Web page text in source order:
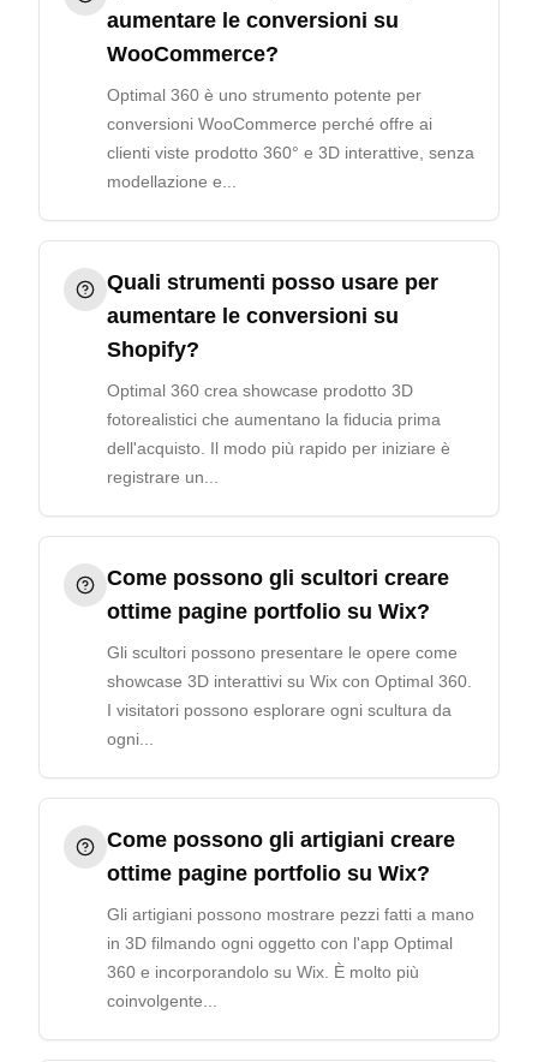
aumentare le conversioni su
WooCommerce?
Optimal 360 è uno strumento potente per
conversioni WooCommerce perché offre ai
clienti viste prodotto 360° e 3D interattive, senza
modellazione e...
Quali strumenti posso usare per
aumentare le conversioni su
Shopify?
Optimal 360 crea showcase prodotto 3D
fotorealistici che aumentano la fiducia prima
dell'acquisto. Il modo più rapido per iniziare è
registrare un...
Come possono gli scultori creare
ottime pagine portfolio su Wix?
Gli scultori possono presentare le opere come
showcase 3D interattivi su Wix con Optimal 360.
I visitatori possono esplorare ogni scultura da
ogni...
Come possono gli artigiani creare
ottime pagine portfolio su Wix?
Gli artigiani possono mostrare pezzi fatti a mano
in 3D filmando ogni oggetto con l'app Optimal
360 e incorporandolo su Wix. È molto più
coinvolgente...